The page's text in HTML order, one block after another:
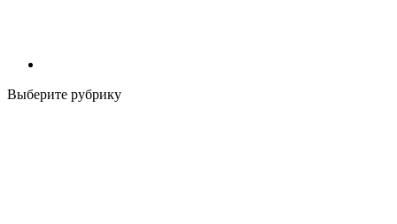
Выберите рубрику